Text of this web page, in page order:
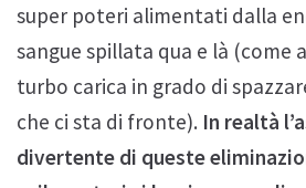
super poteri alimentati dalla
sangue spillata qua e là (come
turbo carica in grado di
che ci sta di fronte). In realtà
divertente di queste